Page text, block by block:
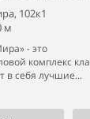
102к1
м
- это
комплекс
в себя лучшие...